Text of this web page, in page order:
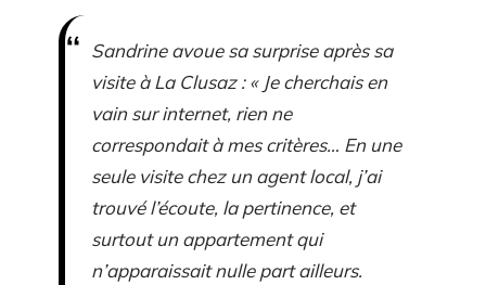
Sandrine avoue sa surprise après sa
visite à La Clusaz : « Je cherchais en
vain sur internet, rien ne
correspondait à mes critères… En une
seule visite chez un agent local, j’ai
trouvé l’écoute, la pertinence, et
surtout un appartement qui
n’apparaissait nulle part ailleurs.